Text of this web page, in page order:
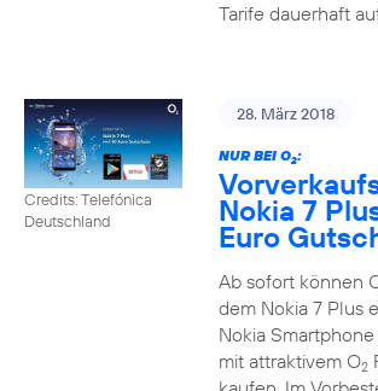
Tarife dauerhaft
Credits: Telefónica
Deutschland
28. März 2018
NUR BEI O2:
Nokia 7
Euro
Ab sofort können
dem Nokia 7 Plus
Nokia
mit attraktivem O2